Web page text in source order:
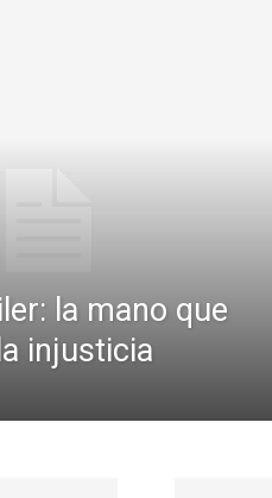
la mano que
injusticia